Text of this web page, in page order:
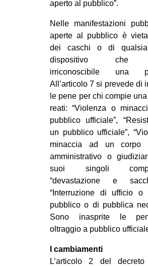
aperto al pubblico”.
Nelle manifestazioni
aperte al pubblico è
dei caschi o di
dispositivo che
irriconoscibile una
All’articolo 7 si prevede di
le pene per chi compie
reati: “Violenza o
pubblico ufficiale”,
un pubblico ufficiale”,
minaccia ad un corpo
amministrativo o
suoi singoli
“devastazione e
“Interruzione di ufficio o
pubblico o di pubblica
Sono inasprite le
oltraggio a pubblico
I cambiamenti
L’articolo 2 del